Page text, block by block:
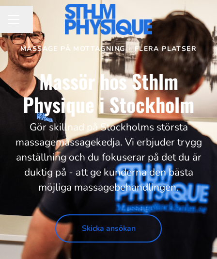
KARRIÄRMENY
Dela sidan
MASSAGE PÅ MOTTAGNING · FLERA PLATSER
Massör hos Sthlm
Physique i Stockholm
Gör skillnad på Stockholms största
massagemassagekedja. Vi erbjuder trygg
anställning och du fokuserar på det du är
duktig på - att ge kunderna den bästa
möjliga massagebehandlingen.
Skicka ansökan